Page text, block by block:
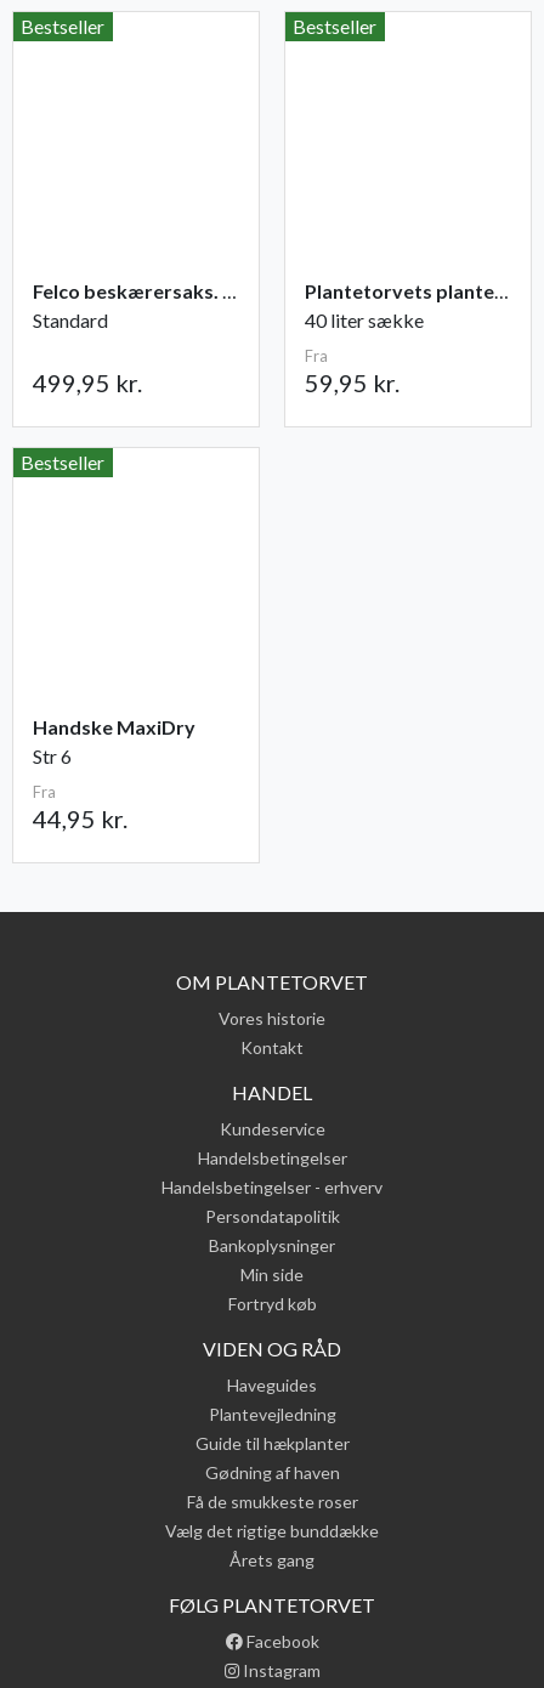
Bestseller
Felco beskærersaks. nr. 2
Standard
499,95 kr.
Bestseller
Plantetorvets plantejord
40 liter sække
Fra
59,95 kr.
Bestseller
Handske MaxiDry
Str 6
Fra
44,95 kr.
OM PLANTETORVET
Vores historie
Kontakt
HANDEL
Kundeservice
Handelsbetingelser
Handelsbetingelser - erhverv
Persondatapolitik
Bankoplysninger
Min side
Fortryd køb
VIDEN OG RÅD
Haveguides
Plantevejledning
Guide til hækplanter
Gødning af haven
Få de smukkeste roser
Vælg det rigtige bunddække
Årets gang
FØLG PLANTETORVET
Facebook
Instagram